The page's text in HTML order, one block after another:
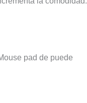
pad de puede